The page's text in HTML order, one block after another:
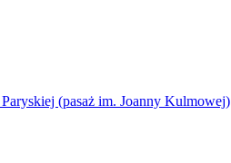
(pasaż im. Joanny Kulmowej)